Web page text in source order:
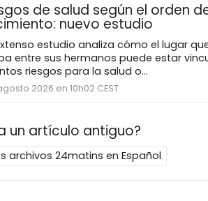
de salud según el orden
nuevo estudio
estudio analiza cómo el lugar
entre sus hermanos puede estar
riesgos para la salud o...
2026 en 10h02 CEST
un artículo antiguo?
archivos 24matins en Español